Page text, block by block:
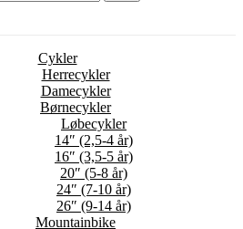
Cykler
Herrecykler
Damecykler
Børnecykler
Løbecykler
14″ (2,5-4 år)
16″ (3,5-5 år)
20″ (5-8 år)
24″ (7-10 år)
26″ (9-14 år)
Mountainbike